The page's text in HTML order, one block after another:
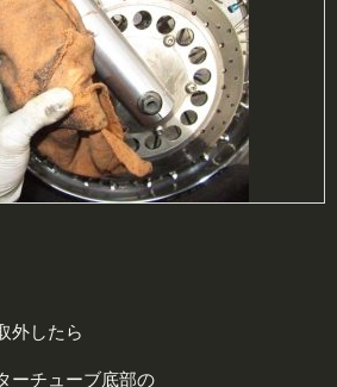
外したら
ーチューブ底部の